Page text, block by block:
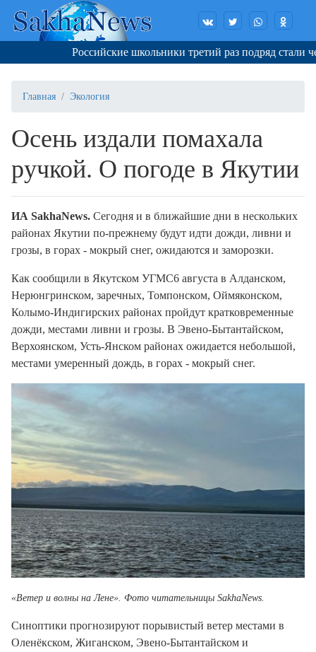
Российские школьники третий раз подряд стали
Главная Экология
Осень издали помахала
ручкой. О погоде в Якутии
ИА SakhaNews. Сегодня и в ближайшие дни в нескольких
районах Якутии по-прежнему будут идти дожди, ливни и
грозы, в горах - мокрый снег, ожидаются и заморозки.
Как сообщили в Якутском УГМС6 августа в Алданском,
Нерюнгринском, заречных, Томпонском, Оймяконском,
Колымо-Индигирских районах пройдут кратковременные
дожди, местами ливни и грозы. В Эвено-Бытантайском,
Верхоянском, Усть-Янском районах ожидается небольшой,
местами умеренный дождь, в горах - мокрый снег.
«Ветер и волны на Лене». Фото читательницы SakhaNews
Синоптики прогнозируют порывистый ветер местами в
Оленёкском, Жиганском, Эвено-Бытантайском и